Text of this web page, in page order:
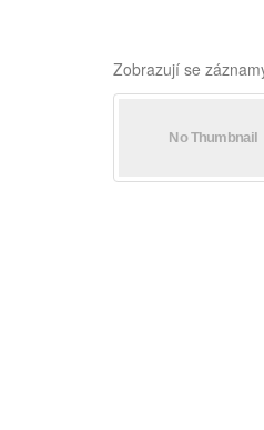
Zobrazují se